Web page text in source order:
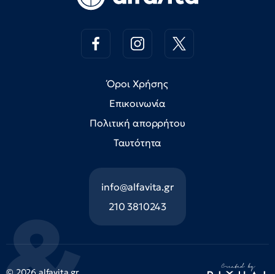
Όροι Χρήσης
Επικοινωνία
Πολιτική απορρήτου
Ταυτότητα
info@alfavita.gr
210 3810243